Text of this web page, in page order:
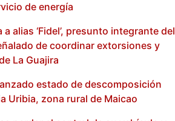
de energía
alias ‘Fidel’, presunto integrante del
de coordinar extorsiones y
La Guajira
estado de descomposición
Uribia, zona rural de Maicao